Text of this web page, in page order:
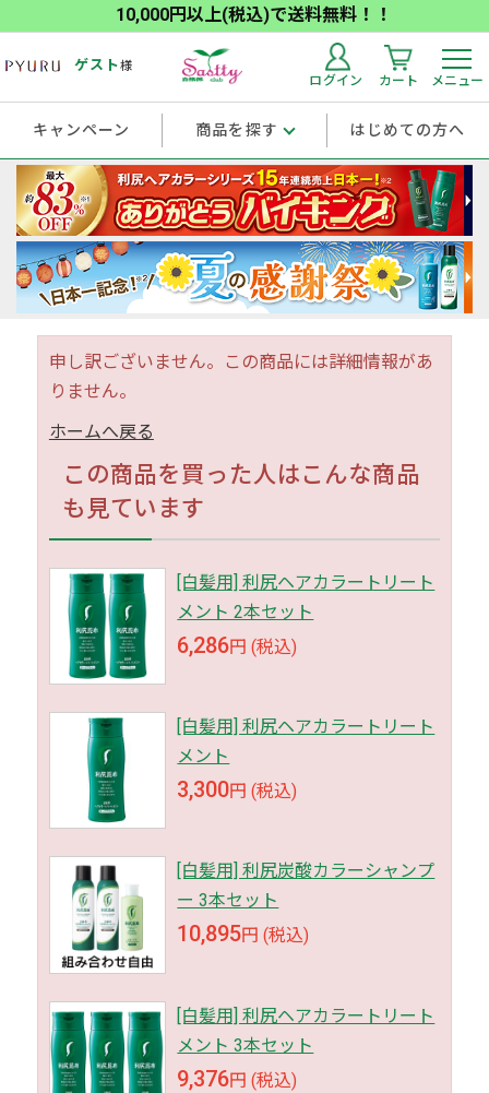
10,000円以上(税込)で送料無料！！
ゲスト様
ログイン カート メニュー
キャンペーン 商品を探す はじめての方へ
申し訳ございません。この商品には詳細情報があ
りません。
ホームへ戻る
この商品を買った人はこんな商品
も見ています
[白髪用] 利尻ヘアカラートリート
メント 2本セット
6,286円 (税込)
[白髪用] 利尻ヘアカラートリート
メント
3,300円 (税込)
[白髪用] 利尻炭酸カラーシャンプ
ー 3本セット
10,895円 (税込)
[白髪用] 利尻ヘアカラートリート
メント 3本セット
9,376円 (税込)